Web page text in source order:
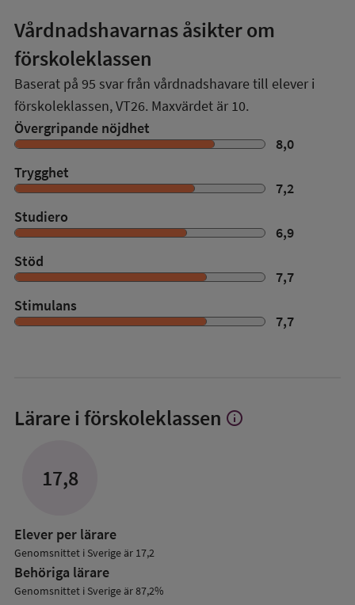
Vårdnadshavarnas åsikter om
förskoleklassen
Baserat på 95 svar från vårdnadshavare till elever i
förskoleklassen,VT26. Maxvärdet är 10.
Övergripande nöjdhet
8,0
Trygghet
7,2
Studiero
6,9
Stöd
7,7
Stimulans
7,7
Lärare i förskoleklassen Visa
info
17,8
Elever per lärare
Genomsnittet i Sverige är 17,2
Behöriga lärare
Genomsnittet i Sverige är 87,2%